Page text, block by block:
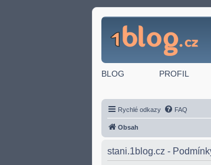
BLOG PROFIL
Rychlé odkazy FAQ
Obsah
stani.1blog.cz -